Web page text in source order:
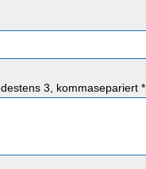
3, kommasepariert *